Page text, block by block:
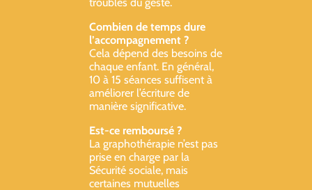
Combien de temps dure
l’accompagnement ?
Cela dépend des besoins de
chaque enfant. En général,
10 à 15 séances suffisent à
améliorer l’écriture de
manière significative.
Est-ce remboursé ?
La graphothérapie n’est pas
prise en charge par la
Sécurité sociale, mais
certaines mutuelles